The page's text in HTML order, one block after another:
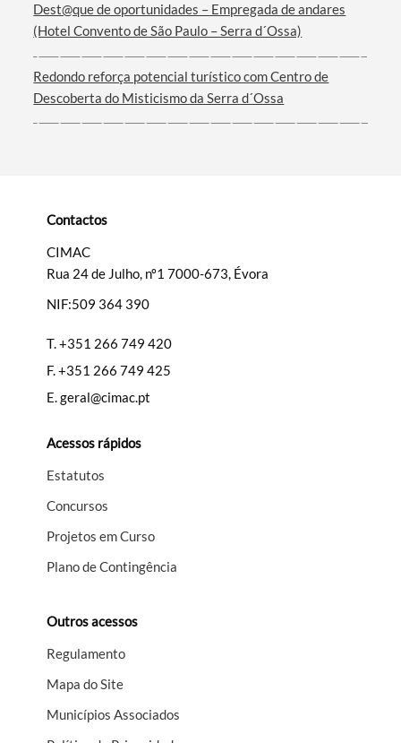
Categorias gerais
Dest@que de oportunidades – Empregada de andares
(Hotel Convento de São Paulo – Serra d´Ossa)
Redondo reforça potencial turístico com Centro de
Descoberta do Misticismo da Serra d´Ossa
Contactos
CIMAC
Rua 24 de Julho, nº1 7000-673, Évora
NIF:509 364 390
T.+351 266 749 420
F.+351 266 749 425
E.geral@cimac.pt
Acessos rápidos
Estatutos
Concursos
Projetos em Curso
Plano de Contingência
Outros acessos
Regulamento
Mapa do Site
Municípios Associados